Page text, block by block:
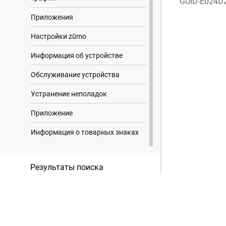
Приложения
Настройки zūmo
Информация об устройстве
Обслуживание устройства
Устранение неполадок
Приложение
Информация о товарных знаках
Результаты поиска